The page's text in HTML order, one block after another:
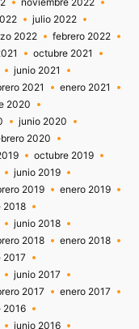
julio 2022
2022
febrero 2022
octubre 2021
junio 2021
2021
enero 2021
2020
junio 2020
2020
octubre 2019
junio 2019
2019
enero 2019
2018
junio 2018
2018
enero 2018
2017
junio 2017
2017
enero 2017
2016
junio 2016